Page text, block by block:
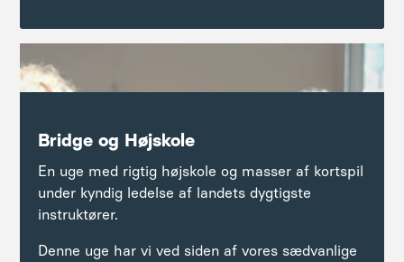
Bridge og Højskole
En uge med rigtig højskole og masser af kortspil
under kyndig ledelse af landets dygtigste
instruktører.
Denne uge har vi ved siden af vores sædvanlige